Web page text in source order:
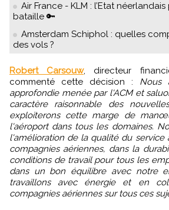
Air France - KLM : l’Etat
bataille 🔑
Amsterdam Schiphol : quelles
des vols ?
Robert Carsouw, directeur
commenté cette décision : Nous
approfondie menée par l'ACM et
caractère raisonnable des
exploiterons cette marge de
l'aéroport dans tous les domaines.
l'amélioration de la qualité du service
compagnies aériennes, dans la
conditions de travail pour tous les
dans un bon équilibre avec notre
travaillons avec énergie et en
compagnies aériennes sur tous ces